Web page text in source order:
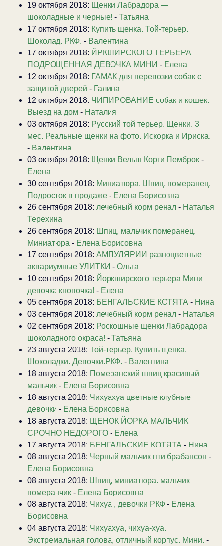
19 октября 2018: Щенки Лабрадора —
шоколадные и черные! - Татьяна
17 октября 2018: Купить щенка. Той-терьер.
Шоколад. РКФ. - Валентина
17 октября 2018: ЙРКШИРСКОГО ТЕРЬЕРА
ПОДРОЩЕННАЯ ДЕВОЧКА МИНИ - Елена
12 октября 2018: ГАМАК для перевозки собак с
защитой дверей - Галина
12 октября 2018: ЧИПИРОВАНИЕ собак и кошек.
Выезд на дом - Наталия
03 октября 2018: Русский той терьер. Щенки. 3
мес. Реальные щенки на фото. Искорка и Ириска.
- Валентина
03 октября 2018: Щенки Вельш Корги Пемброк -
Елена
30 сентября 2018: Миниатюра. Шпиц, померанец.
Подросток в продаже - Елена Борисовна
26 сентября 2018: лечебный корм ренал - Наталья
Терехина
26 сентября 2018: Шпиц, мальчик померанец.
Миниатюра - Елена Борисовна
17 сентября 2018: АМПУЛЯРИИ разноцветные
аквариумные УЛИТКИ - Ольга
10 сентября 2018: Йоркширского терьера Мини
девочка кнопочка! - Елена
05 сентября 2018: БЕНГАЛЬСКИЕ КОТЯТА - Нина
03 сентября 2018: лечебный корм ренал - Наталья
02 сентября 2018: Роскошные щенки Лабрадора
шоколадного окраса! - Татьяна
23 августа 2018: Той-терьер. Купить щенка.
Шоколадки. Девочки.РКФ. - Валентина
18 августа 2018: Померанский шпиц красивый
мальчик - Елена Борисовна
18 августа 2018: Чихуахуа цветные клубные
девочки - Елена Борисовна
18 августа 2018: ЩЕНОК ЙОРКА МАЛЬЧИК
СРОЧНО НЕДОРОГО - Елена
17 августа 2018: БЕНГАЛЬСКИЕ КОТЯТА - Нина
08 августа 2018: Черный мальчик пти брабансон -
Елена Борисовна
08 августа 2018: Шпиц, миниатюра. мальчик
померанчик - Елена Борисовна
08 августа 2018: Чихуа , девочки РКФ - Елена
Борисовна
04 августа 2018: Чихуахуа, чихуа-хуа.
Экстремальная голова, отличный корпус. Мини. -